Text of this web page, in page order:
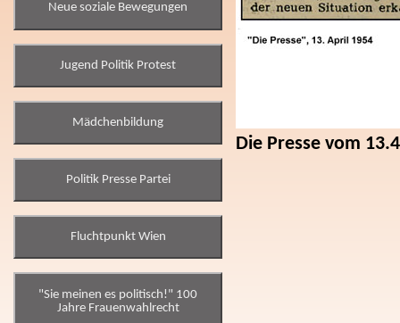
Neue soziale Bewegungen
Jugend Politik Protest
Mädchenbildung
Politik Presse Partei
Fluchtpunkt Wien
"Sie meinen es politisch!" 100
Jahre Frauenwahlrecht
Die Presse vom